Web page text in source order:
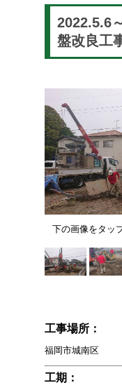
盤改良工
下の画像をタッ
工事場所：
福岡市城南区
工期：